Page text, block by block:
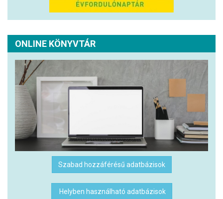
ONLINE KÖNYVTÁR
Szabad hozzáférésű adatbázisok
Helyben használható adatbázisok